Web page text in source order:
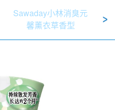
Sawaday小林消臭元
馨薰衣草香型